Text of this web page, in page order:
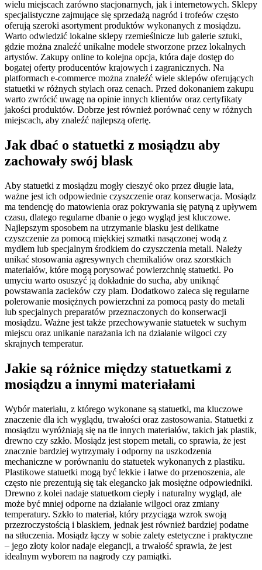
wielu miejscach zarówno stacjonarnych, jak i internetowych. Sklepy
specjalistyczne zajmujące się sprzedażą nagród i trofeów często
oferują szeroki asortyment produktów wykonanych z mosiądzu.
Warto odwiedzić lokalne sklepy rzemieślnicze lub galerie sztuki,
gdzie można znaleźć unikalne modele stworzone przez lokalnych
artystów. Zakupy online to kolejna opcja, która daje dostęp do
bogatej oferty producentów krajowych i zagranicznych. Na
platformach e-commerce można znaleźć wiele sklepów oferujących
statuetki w różnych stylach oraz cenach. Przed dokonaniem zakupu
warto zwrócić uwagę na opinie innych klientów oraz certyfikaty
jakości produktów. Dobrze jest również porównać ceny w różnych
miejscach, aby znaleźć najlepszą ofertę.
Jak dbać o statuetki z mosiądzu aby
zachowały swój blask
Aby statuetki z mosiądzu mogły cieszyć oko przez długie lata,
ważne jest ich odpowiednie czyszczenie oraz konserwacja. Mosiądz
ma tendencję do matowienia oraz pokrywania się patyną z upływem
czasu, dlatego regularne dbanie o jego wygląd jest kluczowe.
Najlepszym sposobem na utrzymanie blasku jest delikatne
czyszczenie za pomocą miękkiej szmatki nasączonej wodą z
mydłem lub specjalnym środkiem do czyszczenia metali. Należy
unikać stosowania agresywnych chemikaliów oraz szorstkich
materiałów, które mogą porysować powierzchnię statuetki. Po
umyciu warto osuszyć ją dokładnie do sucha, aby uniknąć
powstawania zacieków czy plam. Dodatkowo zaleca się regularne
polerowanie mosiężnych powierzchni za pomocą pasty do metali
lub specjalnych preparatów przeznaczonych do konserwacji
mosiądzu. Ważne jest także przechowywanie statuetek w suchym
miejscu oraz unikanie narażania ich na działanie wilgoci czy
skrajnych temperatur.
Jakie są różnice między statuetkami z
mosiądzu a innymi materiałami
Wybór materiału, z którego wykonane są statuetki, ma kluczowe
znaczenie dla ich wyglądu, trwałości oraz zastosowania. Statuetki z
mosiądzu wyróżniają się na tle innych materiałów, takich jak plastik,
drewno czy szkło. Mosiądz jest stopem metali, co sprawia, że jest
znacznie bardziej wytrzymały i odporny na uszkodzenia
mechaniczne w porównaniu do statuetek wykonanych z plastiku.
Plastikowe statuetki mogą być lekkie i łatwe do przenoszenia, ale
często nie prezentują się tak elegancko jak mosiężne odpowiedniki.
Drewno z kolei nadaje statuetkom ciepły i naturalny wygląd, ale
może być mniej odporne na działanie wilgoci oraz zmiany
temperatury. Szkło to materiał, który przyciąga wzrok swoją
przezroczystością i blaskiem, jednak jest również bardziej podatne
na stłuczenia. Mosiądz łączy w sobie zalety estetyczne i praktyczne
– jego złoty kolor nadaje elegancji, a trwałość sprawia, że jest
idealnym wyborem na nagrody czy pamiątki.